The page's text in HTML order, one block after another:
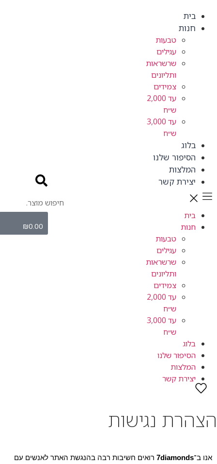
בית
חנות
טבעות
עגילים
שרשראות
ותליונים
צמידים
עד 2,000
ש״ח
עד 3,000
ש״ח
בלוג
הסיפור שלנו
המלצות
יצירת קשר
בית
חנות
טבעות
עגילים
שרשראות
ותליונים
צמידים
עד 2,000
ש״ח
עד 3,000
ש״ח
בלוג
הסיפור שלנו
המלצות
יצירת קשר
₪0.00
הצהרת נגישות
אנו ב־7diamonds